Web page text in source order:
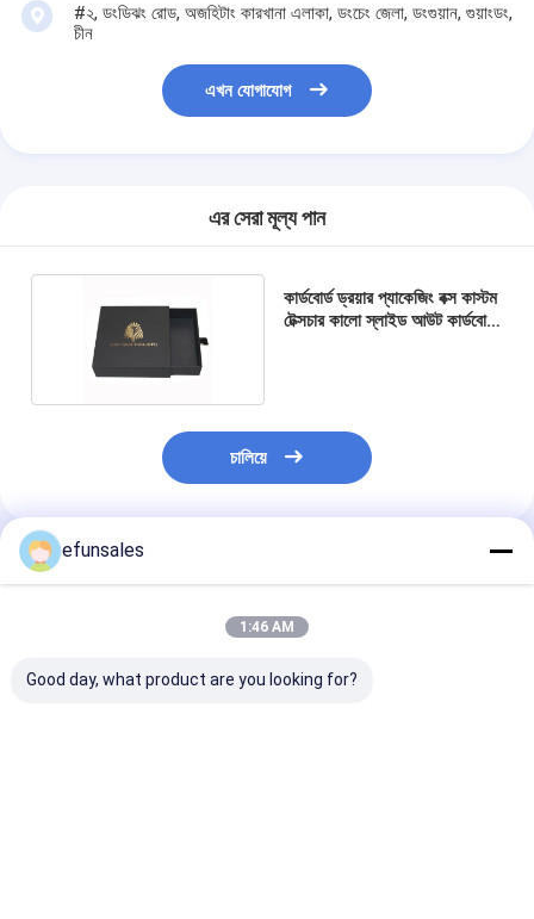
#২, ডংডিঝং রোড, অজহিটাং কারখানা এলাকা, ডংচেং জেলা, ডংগুয়ান, গুয়াংডং,
চীন
এখন যোগাযোগ
এর সেরা মূল্য পান
কার্ডবোর্ড ড্রয়ার প্যাকেজিং বক্স কাস্টম
টেক্সচার কালো স্লাইড আউট কার্ডবোর্ড
চালিয়ে
প্রস্তাবিত পণ্য
efunsales
1:46 AM
Good day, what product are you looking for?